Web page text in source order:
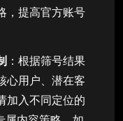
，提高官方账号
：根据筛号结果
心用户、潜在客
加入不同定位的